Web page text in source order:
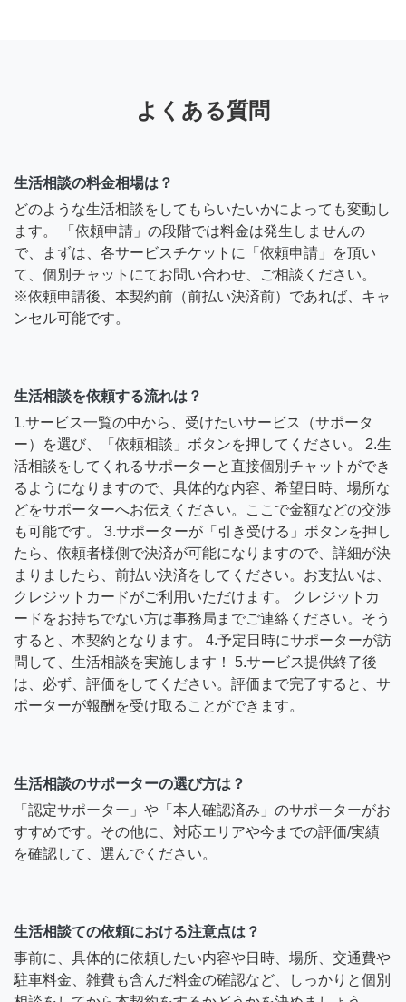
よくある質問
生活相談の料金相場は？
どのような生活相談をしてもらいたいかによっても変動し
ます。 「依頼申請」の段階では料金は発生しませんの
で、まずは、各サービスチケットに「依頼申請」を頂い
て、個別チャットにてお問い合わせ、ご相談ください。
※依頼申請後、本契約前（前払い決済前）であれば、キャ
ンセル可能です。
生活相談を依頼する流れは？
1.サービス一覧の中から、受けたいサービス（サポータ
ー）を選び、「依頼相談」ボタンを押してください。 2.生
活相談をしてくれるサポーターと直接個別チャットができ
るようになりますので、具体的な内容、希望日時、場所な
どをサポーターへお伝えください。ここで金額などの交渉
も可能です。 3.サポーターが「引き受ける」ボタンを押し
たら、依頼者様側で決済が可能になりますので、詳細が決
まりましたら、前払い決済をしてください。お支払いは、
クレジットカードがご利用いただけます。 クレジットカ
ードをお持ちでない方は事務局までご連絡ください。そう
すると、本契約となります。 4.予定日時にサポーターが訪
問して、生活相談を実施します！ 5.サービス提供終了後
は、必ず、評価をしてください。評価まで完了すると、サ
ポーターが報酬を受け取ることができます。
生活相談のサポーターの選び方は？
「認定サポーター」や「本人確認済み」のサポーターがお
すすめです。その他に、対応エリアや今までの評価/実績
を確認して、選んでください。
生活相談ての依頼における注意点は？
事前に、具体的に依頼したい内容や日時、場所、交通費や
駐車料金、雑費も含んだ料金の確認など、しっかりと個別